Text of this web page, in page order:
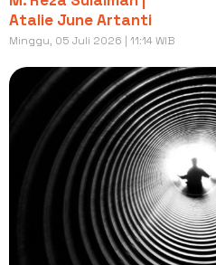
Atalie June Artanti
Minggu, 05 Juli 2026 | 11:14 WIB